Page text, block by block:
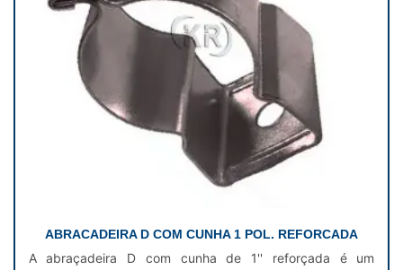
ABRACADEIRA D COM CUNHA 1 POL. REFORCADA
A abraçadeira D com cunha de 1'' reforçada é um